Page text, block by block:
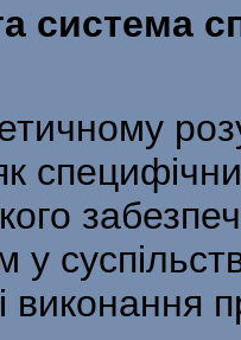
система
виконання